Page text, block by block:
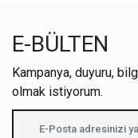
E-BÜLTEN
Kampanya, duyuru,
olmak istiyorum.